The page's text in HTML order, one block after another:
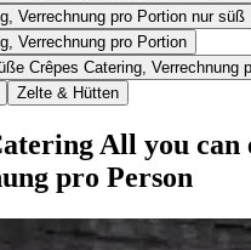
Verrechnung pro Portion nur süß
Verrechnung pro Portion
Crêpes Catering, Verrechnung
Zelte & Hütten
All you can
pro Person